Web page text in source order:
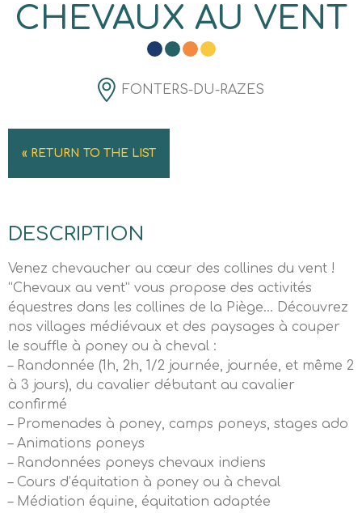
CHEVAUX AU VENT
FONTERS-DU-RAZES
« RETURN TO THE LIST
DESCRIPTION
Venez chevaucher au cœur des collines du vent !
“Chevaux au vent” vous propose des activités
équestres dans les collines de la Piège… Découvrez
nos villages médiévaux et des paysages à couper
le souffle à poney ou à cheval :
– Randonnée (1h, 2h, 1/2 journée, journée, et même 2
à 3 jours), du cavalier débutant au cavalier
confirmé
– Promenades à poney, camps poneys, stages ado
– Animations poneys
– Randonnées poneys chevaux indiens
– Cours d’équitation à poney ou à cheval
– Médiation équine, équitation adaptée